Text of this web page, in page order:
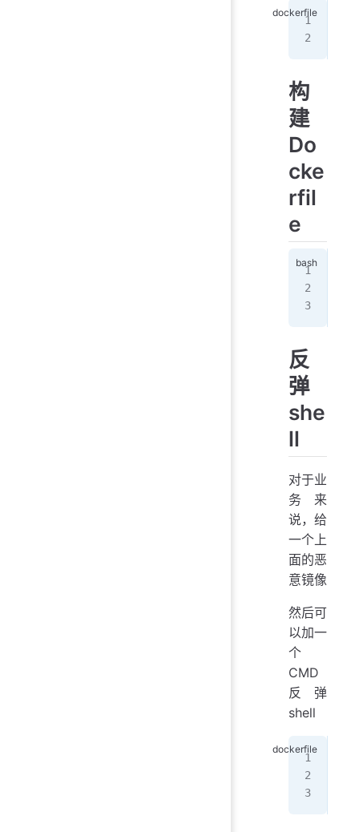
构
建
Do
cke
rfil
e
反
弹
she
ll
对于业
务来
说，给
一个上
面的恶
意镜像
然后可
以加一
个
CMD
反弹
shell